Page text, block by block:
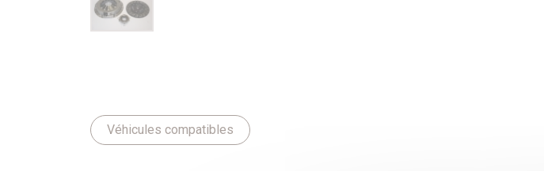
Véhicules compatibles